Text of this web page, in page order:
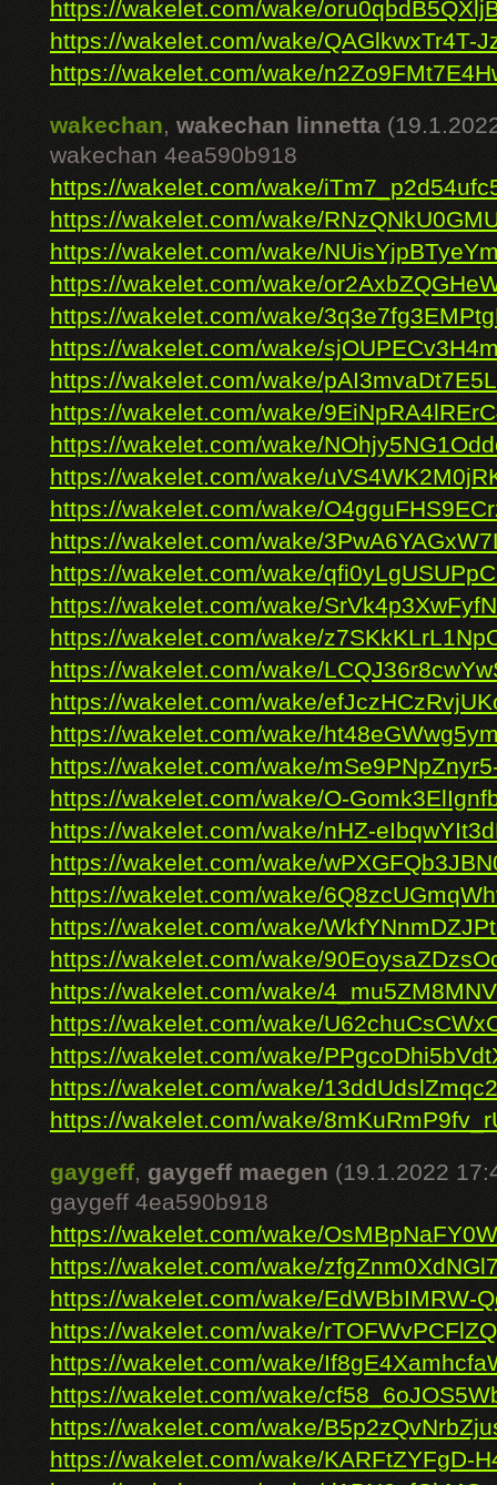
https://wakelet.com/wake/
https://wakelet.com/wake/QAGlkwxTr4T-
https://wakelet.com/wake/
wakechan, wakechan linnetta
wakechan 4ea590b918
https://wakelet.com/wake/
https://wakelet.com/wake/
https://wakelet.com/wake/
https://wakelet.com/wake/
https://wakelet.com/wake/
https://wakelet.com/wake/
https://wakelet.com/wake/
https://wakelet.com/wake/
https://wakelet.com/wake/
https://wakelet.com/wake/
https://wakelet.com/wake/
https://wakelet.com/wake/
https://wakelet.com/wake/
https://wakelet.com/wake/
https://wakelet.com/wake/
https://wakelet.com/wake/
https://wakelet.com/wake/
https://wakelet.com/wake/
https://wakelet.com/wake/
https://wakelet.com/wake/O-
https://wakelet.com/wake/nHZ-
https://wakelet.com/wake/
https://wakelet.com/wake/
https://wakelet.com/wake/
https://wakelet.com/wake/
https://wakelet.com/wake/
https://wakelet.com/wake/
https://wakelet.com/wake/
https://wakelet.com/wake/
https://wakelet.com/wake/
gaygeff, gaygeff maegen (19.1.2022
gaygeff 4ea590b918
https://wakelet.com/wake/
https://wakelet.com/wake/
https://wakelet.com/wake/EdWBbIMRW-
https://wakelet.com/wake/
https://wakelet.com/wake/
https://wakelet.com/wake/
https://wakelet.com/wake/
https://wakelet.com/wake/KARFtZYFgD-